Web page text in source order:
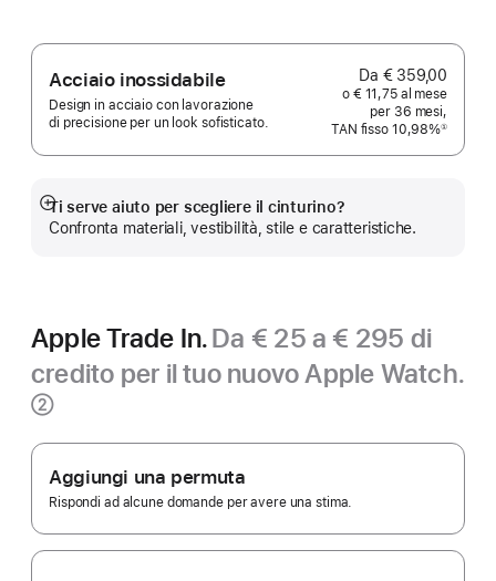
Acciaio inossidabile
Design in acciaio con lavorazione
di precisione per un look sofisticato.
Da € 359,00
o € 11,75 al mese
per 36 mesi,
TAN fisso 10,98%①
Ti serve aiuto per scegliere il cinturino?
Confronta materiali, vestibilità, stile e caratteristiche.
Mostra
di
Apple Trade In.Da € 25 a € 295 di
credito per il tuo nuovo Apple Watch.
Nota
②
Apple Trade In.
Aggiungi una permuta
Rispondi ad alcune domande per avere una stima.